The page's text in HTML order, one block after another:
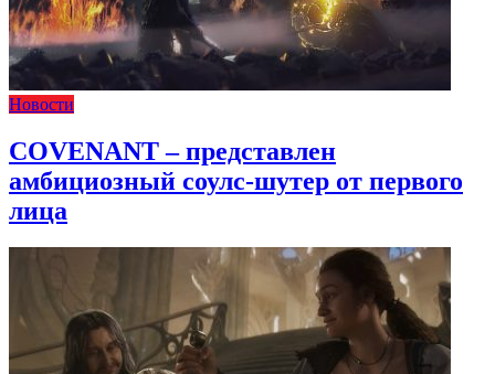
Новости
COVENANT – представлен
амбициозный соулс-шутер от первого
лица